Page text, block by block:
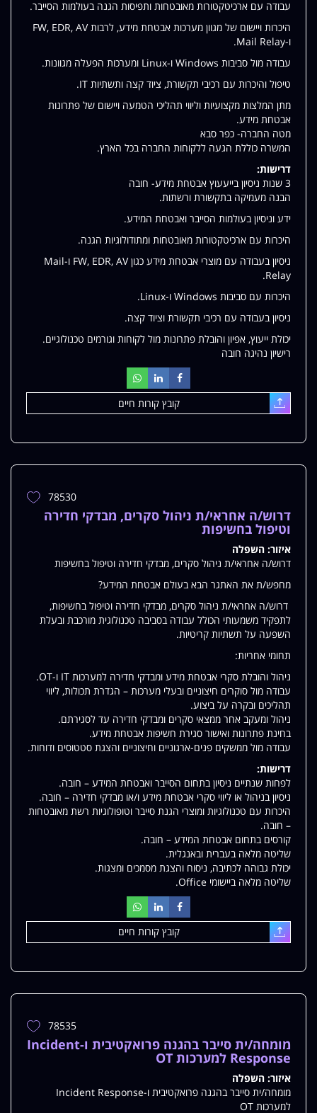
עבודה עם ארכיטקטורות מאובטחות ותפיסות הגנה בעולמות הסייבר.
היכרות ויישום של מגוון מערכות אבטחת מידע, לרבות FW, EDR, AV
ו-Mail Relay.
עבודה מול סביבות Windows ו-Linux ומערכות הפעלה מגוונות.
טיפול והיכרות עם רכיבי תקשורת, ציוד קצה ותשתיות IT.
מתן המלצות מקצועיות וליווי תהליכי הטמעה ויישום של פתרונות
אבטחת מידע.
מטה החברה- כפר סבא
המשרה כוללת הגעה ללקוחות החברה בכל הארץ.
דרישות:
3 שנות ניסיון בייעעוץ אבטחת מידע- חובה
הבנה מעמיקה בתקשורת ורשתות.
ידע וניסיון בעולמות הסייבר ואבטחת המידע.
היכרות עם ארכיטקטורות מאובטחות ומתודולוגיות הגנה.
ניסיון בעבודה עם מוצרי אבטחת מידע כגון FW, EDR, AV ו-Mail
Relay.
היכרות עם סביבות Windows ו-Linux.
ניסיון בעבודה עם רכיבי תקשורת וציוד קצה.
יכולת ייעוץ, אפיון והובלת פתרונות מול לקוחות וגורמים טכנולוגיים.
רישיון נהיגה חובה
עלאת
קובץ קורות חיים
הוספת
78530
דרוש/ה אחראי/ת ניהול סקרים, מבדקי חדירה
וטיפול בחשיפות
איזור: השפלה
דרוש/ה אחראי/ת ניהול סקרים, מבדקי חדירה וטיפול בחשיפות
מחפש/ת את האתגר הבא בעולם אבטחת המידע?
דרוש/ה אחראי/ת ניהול סקרים, מבדקי חדירה וטיפול בחשיפות,
לתפקיד משמעותי הכולל עבודה בסביבה טכנולוגית מורכבת ובעלת
השפעה על תשתיות קריטיות.
תחומי אחריות:
ניהול והובלת סקרי אבטחת מידע ומבדקי חדירה למערכות IT ו-OT.
עבודה מול סוקרים חיצוניים ובעלי מערכות – הגדרת תכולות, ליווי
תהליכים ובקרה על ביצוע.
ניהול ומעקב אחר ממצאי סקרים ומבדקי חדירה עד לסגירתם.
בחינת פתרונות ואישור סגירת חשיפות אבטחת מידע.
עבודה מול ממשקים פנים-ארגוניים וחיצוניים והצגת סטטוסים ודוחות.
דרישות:
לפחות שנתיים ניסיון בתחום הסייבר ואבטחת המידע – חובה.
ניסיון בניהול או ליווי סקרי אבטחת מידע ו/או מבדקי חדירה – חובה.
היכרות עם טכנולוגיות ומוצרי הגנת סייבר וטופולוגיות רשת מאובטחות
– חובה.
קורסים בתחום אבטחת המידע – חובה.
שליטה מלאה בעברית ובאנגלית.
יכולת גבוהה לכתיבה, ניסוח והצגת מסמכים ומצגות.
שליטה מלאה ביישומי Office.
עלאת
קובץ קורות חיים
הוספת
משרה
78535
מומחה/ית סייבר בהגנה פרואקטיבית ו-Incident
Response למערכות OT
איזור: השפלה
מומחה/ית סייבר בהגנה פרואקטיבית ו-Incident Response
למערכות OT